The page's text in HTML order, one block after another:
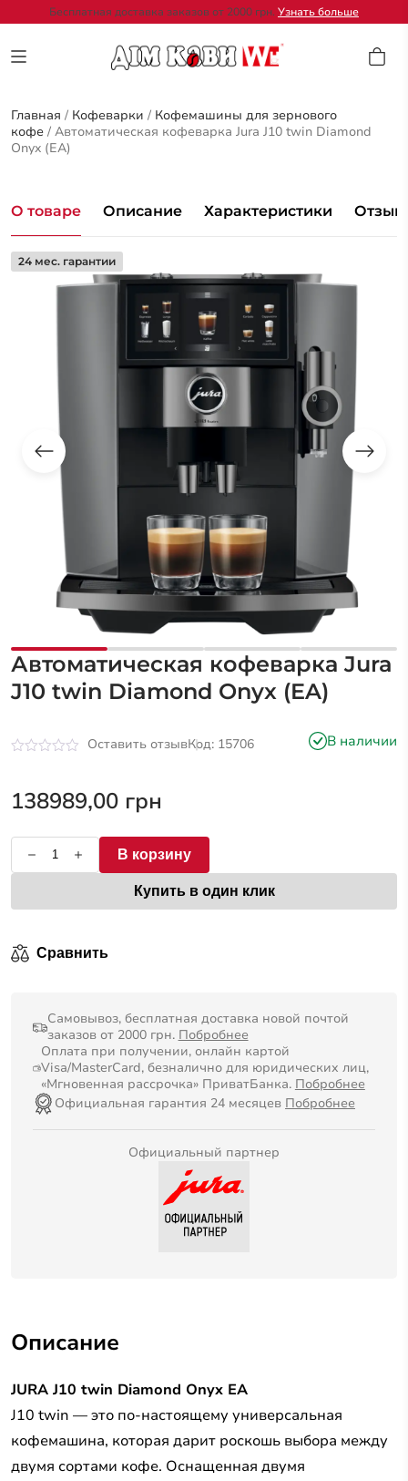
Бесплатная доставка заказов от 2000 грн. Узнать больше
Главная / Кофеварки / Кофемашины для зернового
кофе / Автоматическая кофеварка Jura J10 twin Diamond
Onyx (EA)
О товаре Описание Характеристики
24 мес. гарантии
Автоматическая кофеварка Jura
J10 twin Diamond Onyx (EA)
5
Оставить отзывКод: 15706 В наличии
138989,00 грн
В корзину
Купить в один клик
Сравнить
Самовывоз, бесплатная доставка новой почтой
заказов от 2000 грн. Побробнее
Оплата при получении, онлайн картой
Visa/MasterCard, безналично для юридических лиц,
«Мгновенная рассрочка» ПриватБанка. Побробнее
Официальная гарантия 24 месяцев Побробнее
Официальный партнер
Описание
JURA J10 twin Diamond Onyx EA
J10 twin — это по-настоящему универсальная
кофемашина, которая дарит роскошь выбора между
двумя сортами кофе. Оснащенная двумя